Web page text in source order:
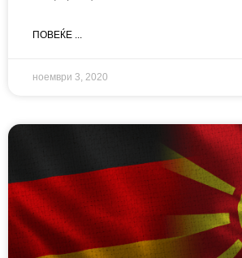
ПОВЕЌЕ ...
ноември 3, 2020